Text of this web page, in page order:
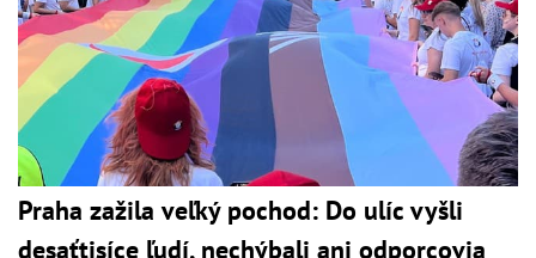
Praha zažila veľký pochod: Do ulíc vyšli
desaťtisíce ľudí, nechýbali ani odporcovia